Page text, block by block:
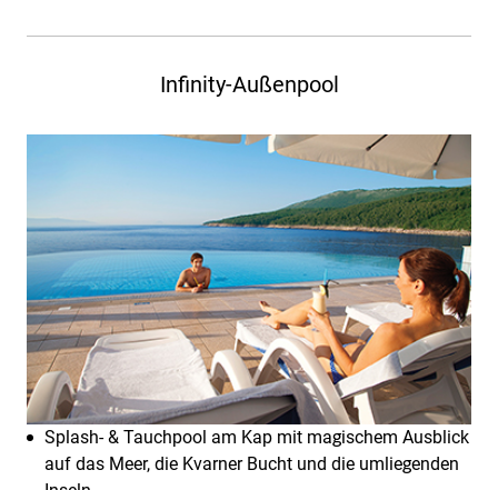
Infinity-Außenpool
Splash- & Tauchpool am Kap mit magischem Ausblick
auf das Meer, die Kvarner Bucht und die umliegenden